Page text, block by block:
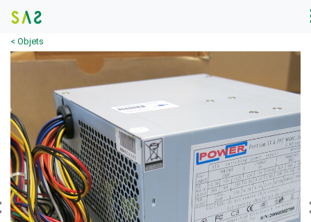
< Objets